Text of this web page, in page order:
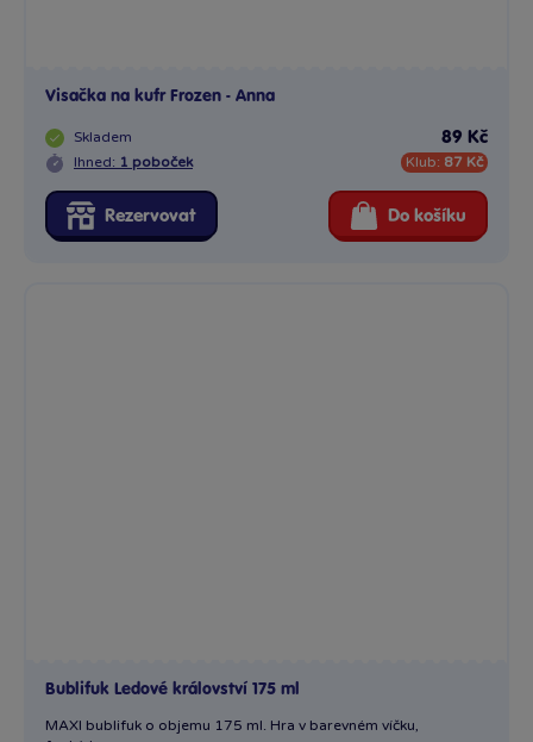
Visačka na kufr Frozen - Anna
Skladem
Ihned: 1 poboček
89 Kč
Klub: 87 Kč
Rezervovat Do košíku
Bublifuk Ledové království 175 ml
MAXI bublifuk o objemu 175 ml. Hra v barevném víčku,